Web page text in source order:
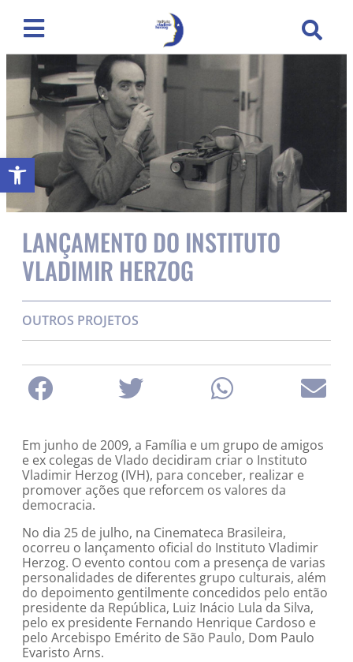
Abrir a barra de ferramentas
LANÇAMENTO DO INSTITUTO
VLADIMIR HERZOG
OUTROS PROJETOS
Em junho de 2009, a Família e um grupo de amigos
e ex colegas de Vlado decidiram criar o Instituto
Vladimir Herzog (IVH), para conceber, realizar e
promover ações que reforcem os valores da
democracia.
No dia 25 de julho, na Cinemateca Brasileira,
ocorreu o lançamento oficial do Instituto Vladimir
Herzog. O evento contou com a presença de varias
personalidades de diferentes grupo culturais, além
do depoimento gentilmente concedidos pelo então
presidente da República, Luiz Inácio Lula da Silva,
pelo ex presidente Fernando Henrique Cardoso e
pelo Arcebispo Emérito de São Paulo, Dom Paulo
Evaristo Arns.